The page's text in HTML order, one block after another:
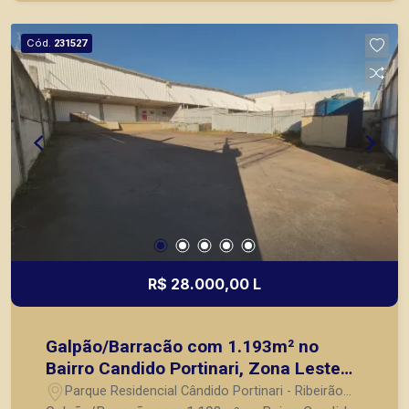
Depósito; - Caixa d`água; A Piramid tem como
objetivo atender seus clientes com agilidade e
segurança, em locação, vendas de imóveis
prontos, usados ou mesmo nos principais
lançamentos da cidade de Ribeirão Preto.
Cód. 231527
R$ 28.000,00 L
Galpão/Barracão com 1.193m² no
Bairro Candido Portinari, Zona Leste
de Ribeirão Preto/SP:
Parque Residencial Cândido Portinari - Ribeirão